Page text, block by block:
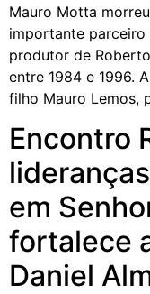
Mauro Motta
importante parceiro
produtor de
entre 1984 e 1996.
filho Mauro Lemos,
Encontro
em
fortalece
Daniel